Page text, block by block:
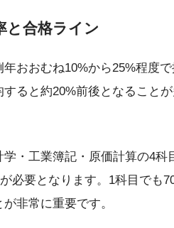
と合格ライン
おおむね10%から25%程度
ると約20%前後となること
・工業簿記・原価計算の4科
必要となります。1科目でも
非常に重要です。